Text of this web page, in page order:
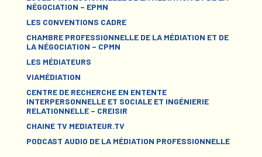
NÉGOCIATION – EPMN
LES CONVENTIONS CADRE
CHAMBRE PROFESSIONNELLE DE LA MÉDIATION ET DE
LA NÉGOCIATION – CPMN
LES MÉDIATEURS
VIAMÉDIATION
CENTRE DE RECHERCHE EN ENTENTE
INTERPERSONNELLE ET SOCIALE ET INGÉNIERIE
RELATIONNELLE – CREISIR
CHAINE TV MEDIATEUR.TV
PODCAST AUDIO DE LA MÉDIATION PROFESSIONNELLE